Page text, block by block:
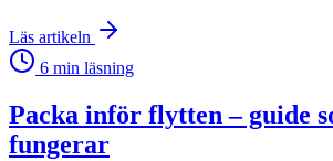
Läs artikeln
6 min läsning
Packa inför flytten – guide
fungerar